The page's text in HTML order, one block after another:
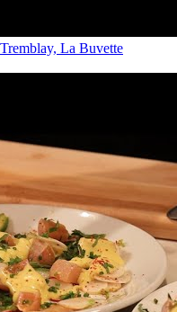
La Buvette